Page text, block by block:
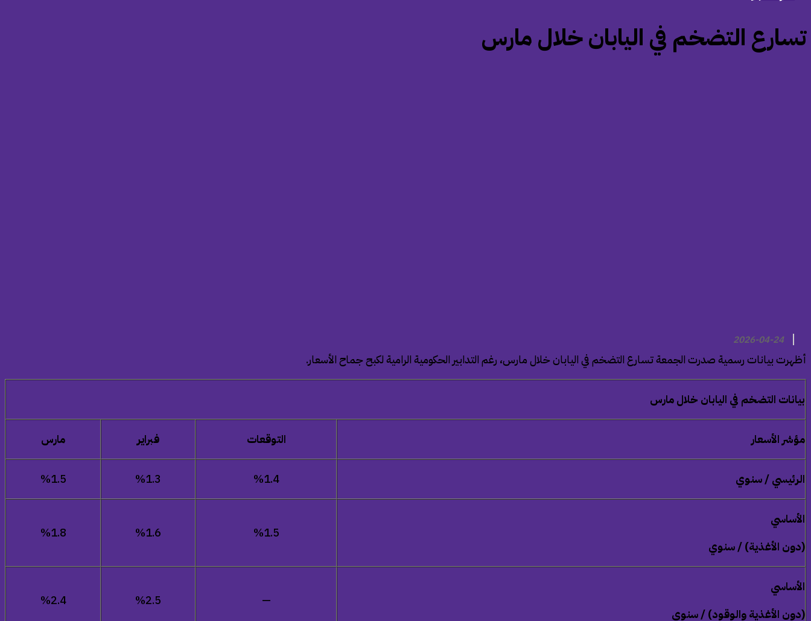
‏تسارع التضخم في اليابان خلال مارس
2026-04-24
أظهرت بيانات رسمية صدرت الجمعة تسارع التضخم في اليابان خلال مارس، رغم التدابير الحكومية الرامية لكبح جماح الأسعار.
بيانات التضخم في اليابان خلالمارس
مؤشر الأسعار التوقعات فبراير مارس
الرئيسي / سنوي %1.4
1.3
%
1.5
%
الأساسي
(دون الأغذية) / سنوي
1.5
%
%1.6
%1.8
الأساسي
(دون الأغذية والوقود) / سنوي
—
%2.5
2.4
%